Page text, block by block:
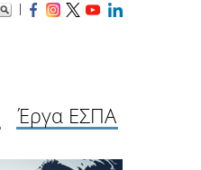
|
Έργα ΕΣΠΑ